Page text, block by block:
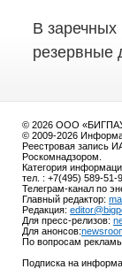
В заречных
резервные
© 2026 ООО
© 2009-2026
Реестровая запись
Роскомнадзором.
Категория
тел. : +7(495) 589-51-
Телеграм-канал по
Главный редактор:
Редакция:
Для пресс-релизов:
Для анонсов:
По вопросам
Подписка на